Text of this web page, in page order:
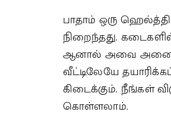
பாதாம் ஒரு
நிறைந்தது.
ஆனால் அவை
வீட்டிலேயே
கிடைக்கும். நீங்கள்
கொள்ளலாம்.